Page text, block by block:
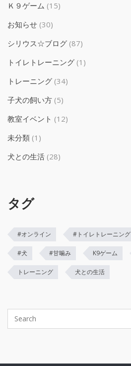
Ｋ９ゲーム (15)
お知らせ (30)
シリウス☆ブログ (87)
トイレトレーニング (1)
トレーニング (34)
子犬の飼い方 (5)
教室イベント (12)
未分類 (1)
犬との生活 (28)
タグ
#オンライン #トイレトレーニング
#犬 #甘噛み K9ゲーム
トレーニング 犬との生活